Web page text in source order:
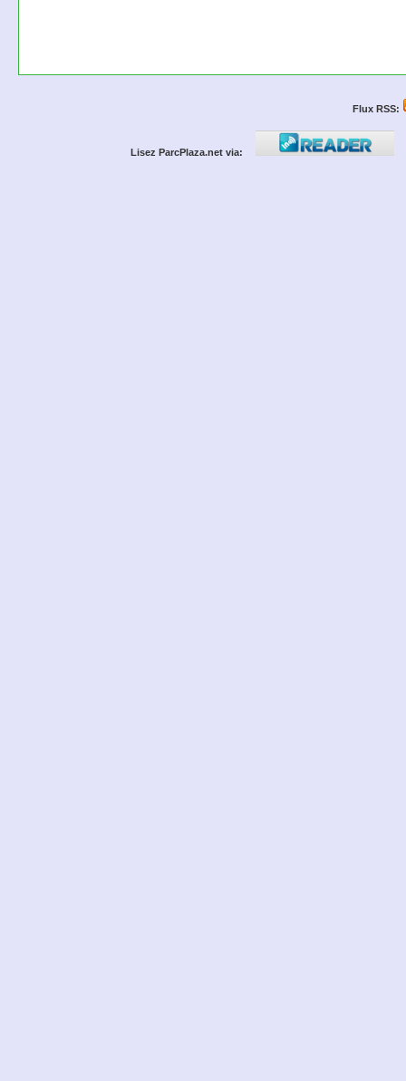
Flux RSS:
Lisez ParcPlaza.net via: